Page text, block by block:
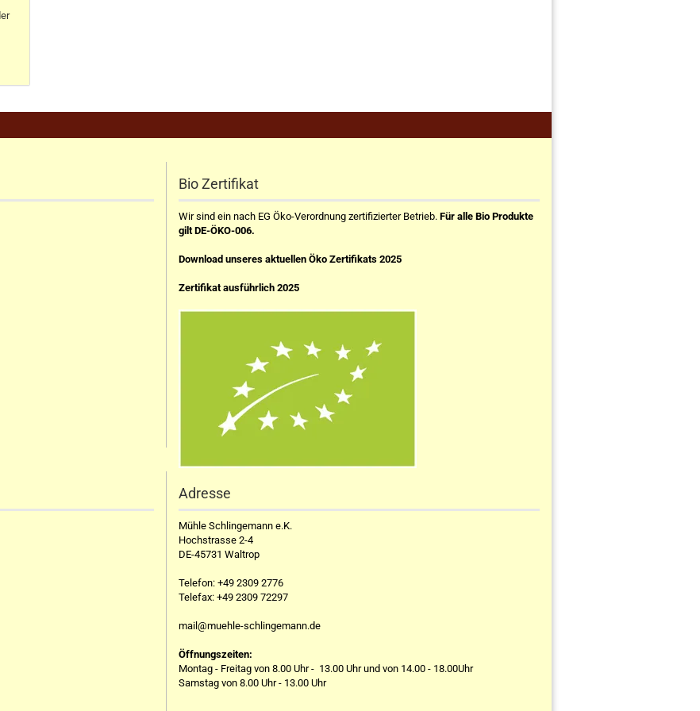
Bio Zertifikat
Wir sind ein nach EG Öko-Verordnung zertifizierter Betrieb. Für alle Bio Produkte
gilt DE-ÖKO-006.
Download unseres aktuellen Öko Zertifikats 2025
Zertifikat ausführlich 2025
Adresse
Mühle Schlingemann e.K.
Hochstrasse 2-4
DE-45731 Waltrop
Telefon: +49 2309 2776
Telefax: +49 2309 72297
mail@muehle-schlingemann.de
Öffnungszeiten:
Montag - Freitag von 8.00 Uhr - 13.00 Uhr und von 14.00 - 18.00Uhr
Samstag von 8.00 Uhr - 13.00 Uhr